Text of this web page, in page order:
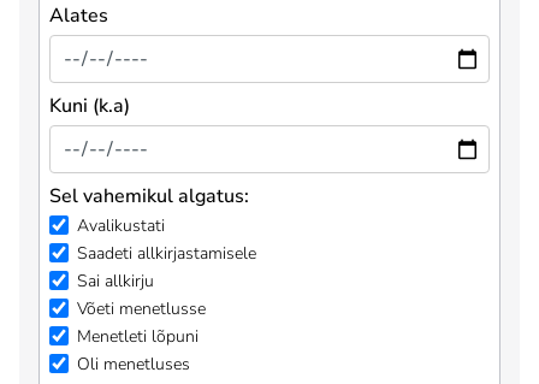
Alates
Kuni (k.a)
Sel vahemikul algatus:
Avalikustati
Saadeti allkirjastamisele
Sai allkirju
Võeti menetlusse
Menetleti lõpuni
Oli menetluses